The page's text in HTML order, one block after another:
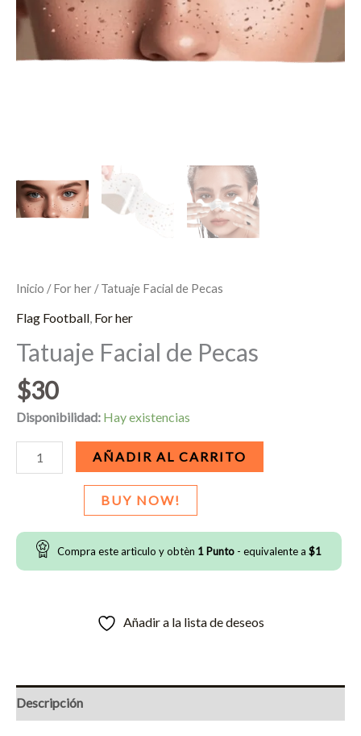
Inicio /For her / Tatuaje Facial de Pecas
Flag Football, For her
Tatuaje Facial de Pecas
$30
Disponibilidad: Hay existencias
Tatuaje
Facial
cantidad
AÑADIR AL CARRITO
BUY NOW!
Compra este artìculo y obtèn 1 Punto - equivalente a $1
Añadir a la lista de deseos
Descripción